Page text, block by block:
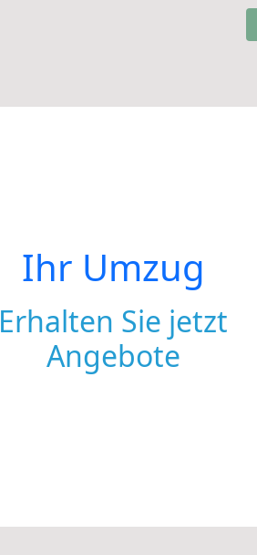
Ihr Umzug
Erhalten Sie jetzt
Angebote